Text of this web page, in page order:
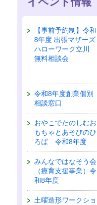
【事前予約制】令和
8年度 出張マザーズ
ハローワーク立川
無料相談会
令和8年度創業個別
相談窓口
おやこでたのしむお
もちゃとあそびのひ
ろば 令和8年度
みんなではなそう会
（療育支援事業）令
和8年度
土曜造形ワークショ